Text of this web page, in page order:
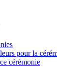
pour la
cérémonie